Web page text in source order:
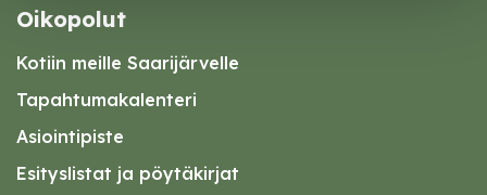
Oikopolut
Kotiin meille Saarijärvelle
Tapahtumakalenteri
Asiointipiste
Esityslistat ja pöytäkirjat